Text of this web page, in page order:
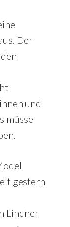
Der
und
müsse
gestern
Lindner